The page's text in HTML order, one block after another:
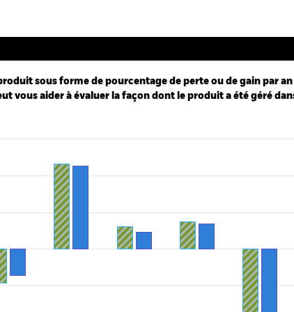
sous forme de pourcentage de perte ou de gain par an
vous aider à évaluer la façon dont le produit a été géré
-15 to 15.